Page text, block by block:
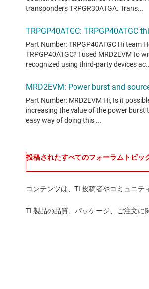
投稿されたすべてのフォーラムトピッ
コンテンツは、TI 投稿者やコミュニテ
TI 製品の品質、パッケージ、ご注文に